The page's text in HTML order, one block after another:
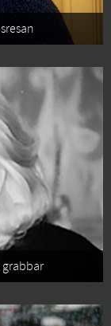
grabbar